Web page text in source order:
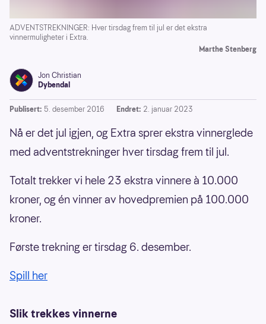
ADVENTSTREKNINGER: Hver tirsdag frem til jul er det ekstra
vinnermuligheter i Extra.
Marthe Stenberg
Jon Christian
Dybendal
Publisert: 5. desember 2016 Endret: 2. januar 2023
Nå er det jul igjen, og Extra sprer ekstra vinnerglede
med adventstrekninger hver tirsdag frem til jul.
Totalt trekker vi hele 23 ekstra vinnere à 10.000
kroner, og én vinner av hovedpremien på 100.000
kroner.
Første trekning er tirsdag 6. desember.
Spill her
Slik trekkes vinnerne